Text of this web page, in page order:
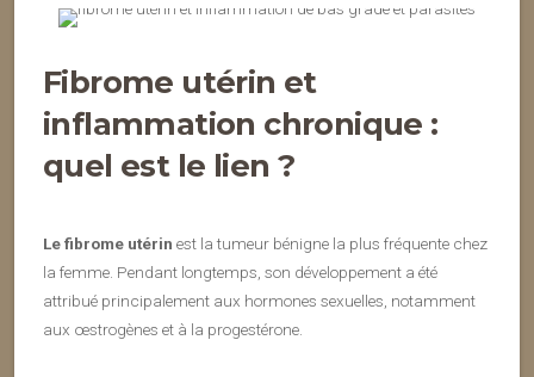
Fibrome utérin et
inflammation chronique :
quel est le lien ?
Le fibrome utérin est la tumeur bénigne la plus fréquente chez
la femme. Pendant longtemps, son développement a été
attribué principalement aux hormones sexuelles, notamment
aux œstrogènes et à la progestérone.